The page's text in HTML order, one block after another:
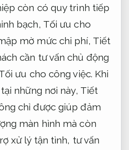
còn có quy trình tiếp
bạch, Tối ưu cho
mờ mức chi phí, Tiết
cần tư vấn chủ động
ưu cho công việc. Khi
những nơi này, Tiết
chỉ được giúp đảm
màn hình mà còn
xử lý tận tình, tư vấn